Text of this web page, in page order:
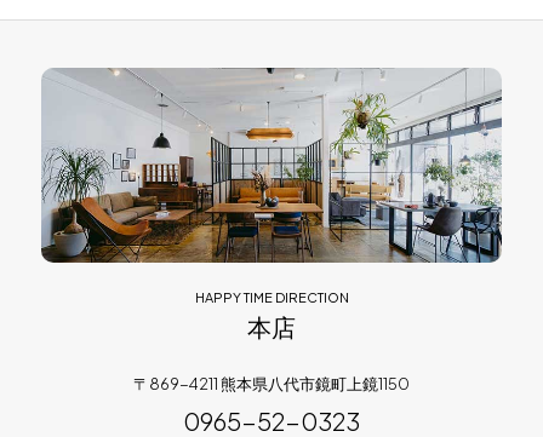
HAPPY TIME DIRECTION
本店
〒869-4211 熊本県八代市鏡町上鏡1150
0965-52-0323